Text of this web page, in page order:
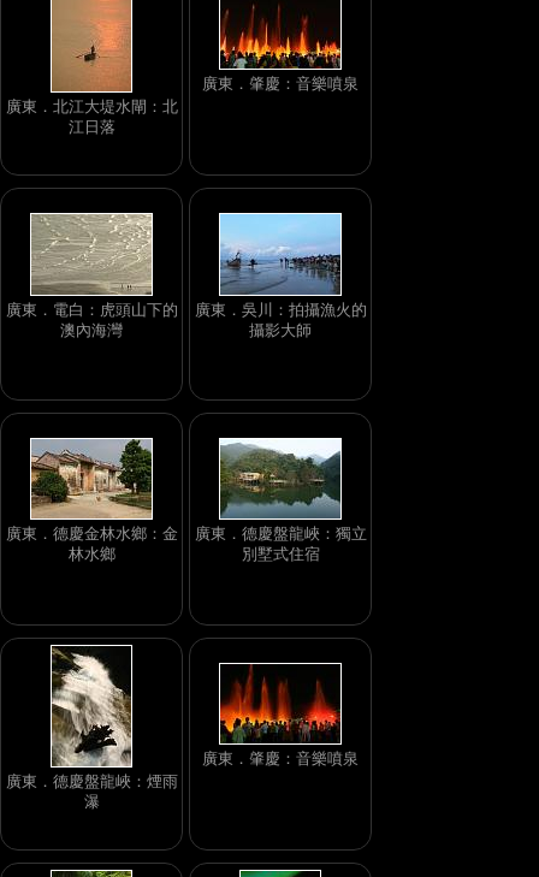
廣東．北江大堤水閘：北
江日落
廣東．肇慶：音樂噴泉
廣東．電白：虎頭山下的
澳內海灣
廣東．吳川：拍攝漁火的
攝影大師
廣東．德慶金林水鄉：金
林水鄉
廣東．德慶盤龍峽：獨立
別墅式住宿
廣東．德慶盤龍峽：煙雨
瀑
廣東．肇慶：音樂噴泉